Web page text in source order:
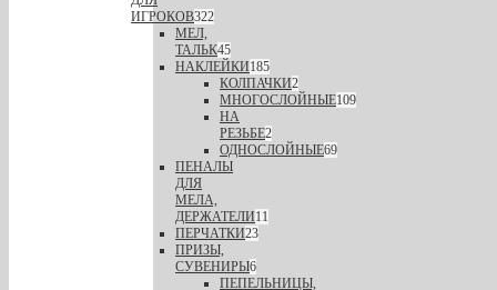
ИГРОКОВ322
МЕЛ,
ТАЛЬК45
НАКЛЕЙКИ185
КОЛПАЧКИ2
МНОГОСЛОЙНЫЕ109
НА
РЕЗЬБЕ2
ОДНОСЛОЙНЫЕ69
ПЕНАЛЫ
ДЛЯ
МЕЛА,
ДЕРЖАТЕЛИ11
ПЕРЧАТКИ23
ПРИЗЫ,
СУВЕНИРЫ6
ПЕПЕЛЬНИЦЫ,